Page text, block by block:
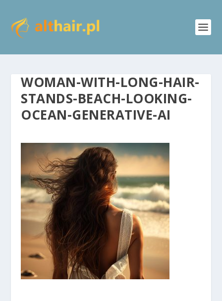
WOMAN-WITH-LONG-HAIR-
STANDS-BEACH-LOOKING-
OCEAN-GENERATIVE-AI